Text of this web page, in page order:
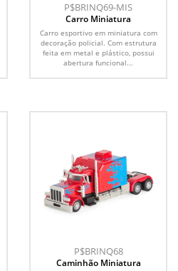
P$BRINQ69-MIS
Carro Miniatura
Carro esportivo em miniatura com
decoração policial. Com estrutura
feita em metal e plástico, possui
abertura funcional...
P$BRINQ68
Caminhão Miniatura